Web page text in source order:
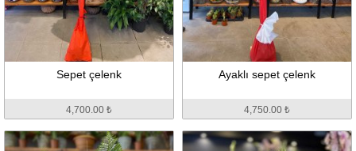
Sepet çelenk
4,700.00 ₺
Ayaklı sepet çelenk
4,750.00 ₺